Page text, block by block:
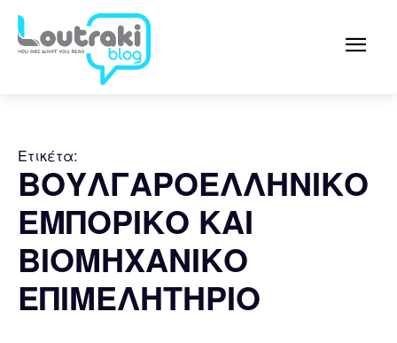
Ετικέτα:
ΒΟΥΛΓΑΡΟΕΛΛΗΝΙΚΟ
ΕΜΠΟΡΙΚΟ ΚΑΙ
ΒΙΟΜΗΧΑΝΙΚΟ
ΕΠΙΜΕΛΗΤΗΡΙΟ